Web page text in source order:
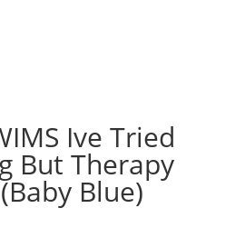
Ive Tried
But Therapy
Blue)